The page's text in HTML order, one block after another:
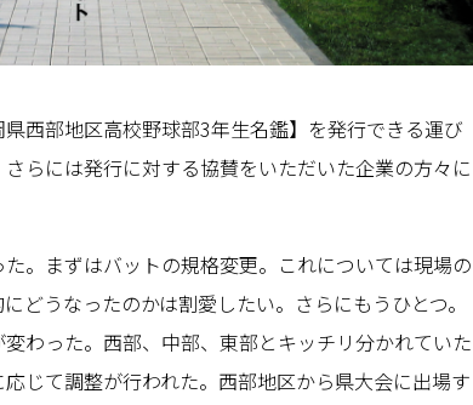
西部地区高校野球部3年生名鑑】を発行できる運び
らには発行に対する協賛をいただいた企業の方々に
。まずはバットの規格変更。これについては現場の
どうなったのかは割愛したい。さらにもうひとつ。
わった。西部、中部、東部とキッチリ分かれていた
じて調整が行われた。西部地区から県大会に出場す